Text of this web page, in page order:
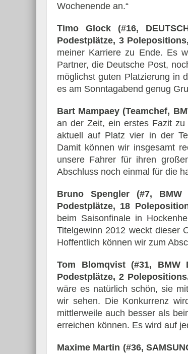
Wochenende an.“
Timo Glock (#16,
Podestplätze, 3
meiner Karriere zu Ende. Es
Partner, die Deutsche Post,
möglichst guten Platzierung in
es am Sonntagabend genug
Bart Mampaey (Teamchef,
an der Zeit, ein erstes Fazit
aktuell auf Platz vier in der
Damit können wir insgesamt
unsere Fahrer für ihren
Abschluss noch einmal für die
Bruno Spengler (#7,
Podestplätze, 18
beim Saisonfinale in
Titelgewinn 2012 weckt dieser
Hoffentlich können wir zum
Tom Blomqvist (#31,
Podestplätze, 2
wäre es natürlich schön, sie
wir sehen. Die Konkurrenz
mittlerweile auch besser als
erreichen können. Es wird auf
Maxime Martin (#36,